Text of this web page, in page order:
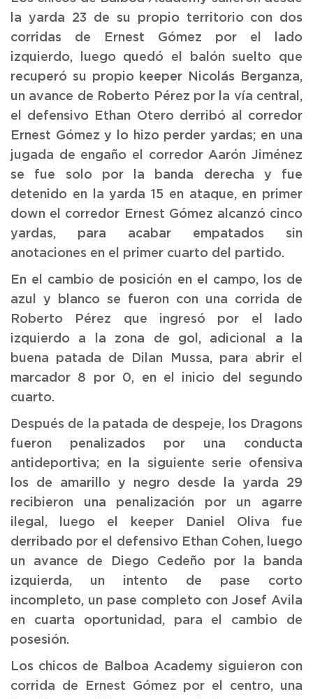
la yarda 23 de su propio territorio con dos
corridas de Ernest Gómez por el lado
izquierdo, luego quedó el balón suelto que
recuperó su propio keeper Nicolás Berganza,
un avance de Roberto Pérez por la vía central,
el defensivo Ethan Otero derribó al corredor
Ernest Gómez y lo hizo perder yardas; en una
jugada de engaño el corredor Aarón Jiménez
se fue solo por la banda derecha y fue
detenido en la yarda 15 en ataque, en primer
down el corredor Ernest Gómez alcanzó cinco
yardas, para acabar empatados sin
anotaciones en el primer cuarto del partido.
En el cambio de posición en el campo, los de
azul y blanco se fueron con una corrida de
Roberto Pérez que ingresó por el lado
izquierdo a la zona de gol, adicional a la
buena patada de Dilan Mussa, para abrir el
marcador 8 por 0, en el inicio del segundo
cuarto.
Después de la patada de despeje, los Dragons
fueron penalizados por una conducta
antideportiva; en la siguiente serie ofensiva
los de amarillo y negro desde la yarda 29
recibieron una penalización por un agarre
ilegal, luego el keeper Daniel Oliva fue
derribado por el defensivo Ethan Cohen, luego
un avance de Diego Cedeño por la banda
izquierda, un intento de pase corto
incompleto, un pase completo con Josef Avila
en cuarta oportunidad, para el cambio de
posesión.
Los chicos de Balboa Academy siguieron con
corrida de Ernest Gómez por el centro, una